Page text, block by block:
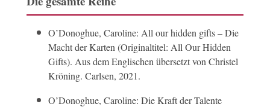
O’Donoghue, Caroline: All our hidden gifts – Die
Macht der Karten (Originaltitel: All Our Hidden
Gifts). Aus dem Englischen übersetztvon Christel
Kröning. Carlsen, 2021.
O’Donoghue, Caroline: Die Kraft der Talente